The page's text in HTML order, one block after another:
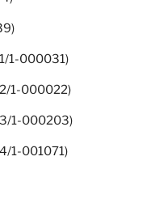
1-000031)
1-000022)
1-000203)
1-001071)